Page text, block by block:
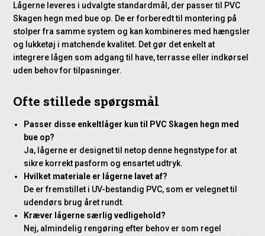
Lågerne leveres i udvalgte standardmål, der passer til PVC
Skagen hegn med bue op. De er forberedt til montering på
stolper fra samme system og kan kombineres med hængsler
og lukketøj i matchende kvalitet. Det gør det enkelt at
integrere lågen som adgang til have, terrasse eller indkørsel
uden behov for tilpasninger.
Ofte stillede spørgsmål
Passer disse enkeltlåger kun til PVC Skagen hegn med
bue op?
Ja, lågerne er designet til netop denne hegnstype for at
sikre korrekt pasform og ensartet udtryk.
Hvilket materiale er lågerne lavet af?
De er fremstillet i UV-bestandig PVC, som er velegnet til
udendørs brug året rundt.
Kræver lågerne særlig vedligehold?
Nej, almindelig rengøring efter behov er som regel